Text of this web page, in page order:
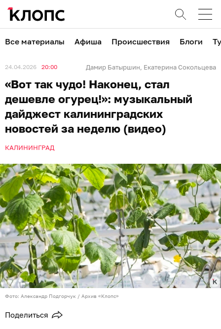
Все материалы Афиша Происшествия Блоги
24.04.2026 20:00 Дамир Батыршин, Екатерина Сокольцева
«Вот так чудо! Наконец, стал
дешевле огурец!»: музыкальный
дайджест калининградских
новостей за неделю (видео)
КАЛИНИНГРАД
Фото: Александр Подгорчук / Архив «Клопс»
Поделиться